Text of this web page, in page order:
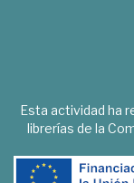
Esta actividad ha
librerías de la